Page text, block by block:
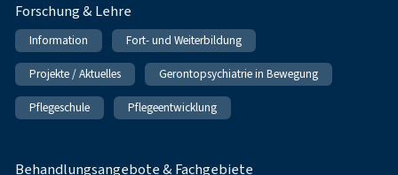
Forschung & Lehre
Information Fort- und Weiterbildung
Projekte / Aktuelles Gerontopsychiatrie in Bewegung
Pflegeschule Pflegeentwicklung
Behandlungsangebote & Fachgebiete